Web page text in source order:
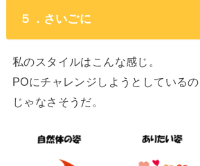
５．さいごに
私のスタイルはこんな感じ。
POにチャレンジしようとしている
じゃなさそうだ。